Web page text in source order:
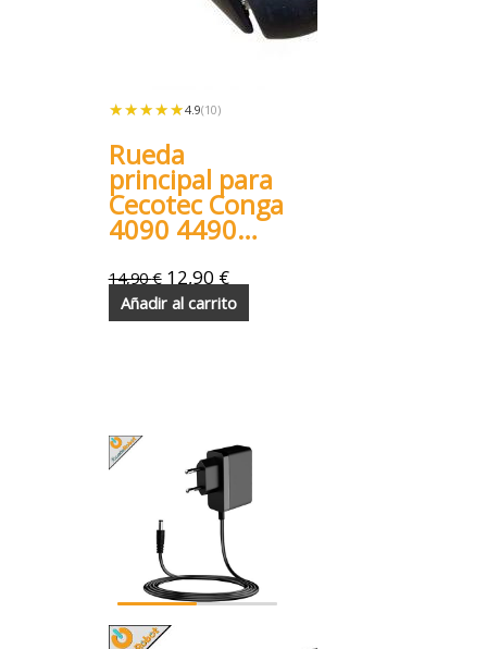
★★★★★
★★★★★4.9(10)
Rueda
principal para
Cecotec Conga
4090 4490
5490 6090
7090
14,90€ 12,90 €
Añadir al carrito